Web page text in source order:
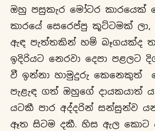
ඔහු පසුකැර මෝටර කාරයෙක්
කාරයේ සෙරෙප්පු කූට්ටමක්
ඇඳ පැත්තකින් හම් බෑගයක්ද
ඉදිරියට නෙරවා දෙපා පළලට
වී ඉන්නා හාමුදුරු කෙනෙකුත්
පැළැඳ ගත් ඔහුගේ දායකයාත්
යටකී පාර අද්දරින් සන්සුන්ව
ඈත සිටම දකී. හිස ඇල කොට